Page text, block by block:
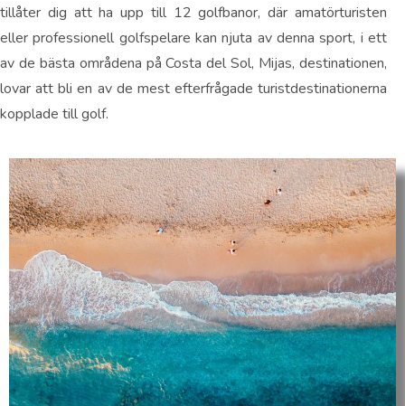
tillåter dig att ha upp till 12 golfbanor, där amatörturisten
eller professionell golfspelare kan njuta av denna sport, i ett
av de bästa områdena på Costa del Sol, Mijas, destinationen,
lovar att bli en av de mest efterfrågade turistdestinationerna
kopplade till golf.